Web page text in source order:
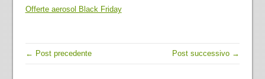
Offerte aerosol Black Friday
← Post precedente Post successivo →